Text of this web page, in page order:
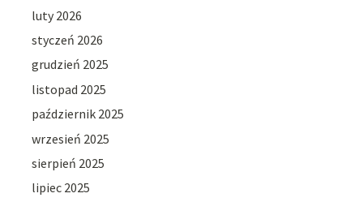
luty 2026
styczeń 2026
grudzień 2025
listopad 2025
październik 2025
wrzesień 2025
sierpień 2025
lipiec 2025